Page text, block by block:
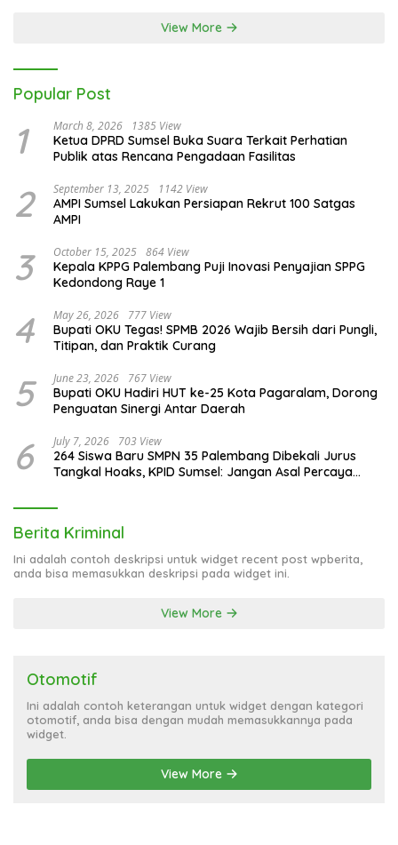
View More
Popular Post
1 March 8, 2026 1385 View
Ketua DPRD Sumsel Buka Suara Terkait Perhatian
Publik atas Rencana Pengadaan Fasilitas
2 September 13, 2025 1142 View
AMPI Sumsel Lakukan Persiapan Rekrut 100 Satgas
AMPI
3 October 15, 2025 864 View
Kepala KPPG Palembang Puji Inovasi Penyajian SPPG
Kedondong Raye 1
4 May 26, 2026 777 View
Bupati OKU Tegas! SPMB 2026 Wajib Bersih dari Pungli,
Titipan, dan Praktik Curang
5 June 23, 2026 767 View
Bupati OKU Hadiri HUT ke-25 Kota Pagaralam, Dorong
Penguatan Sinergi Antar Daerah
6 July 7, 2026 703 View
264 Siswa Baru SMPN 35 Palembang Dibekali Jurus
Tangkal Hoaks, KPID Sumsel: Jangan Asal Percaya
Berita Kriminal
Ini adalah contoh deskripsi untuk widget recent post wpberita,
anda bisa memasukkan deskripsi pada widget ini.
View More
Otomotif
Ini adalah contoh keterangan untuk widget dengan kategori
otomotif, anda bisa dengan mudah memasukkannya pada
widget.
View More